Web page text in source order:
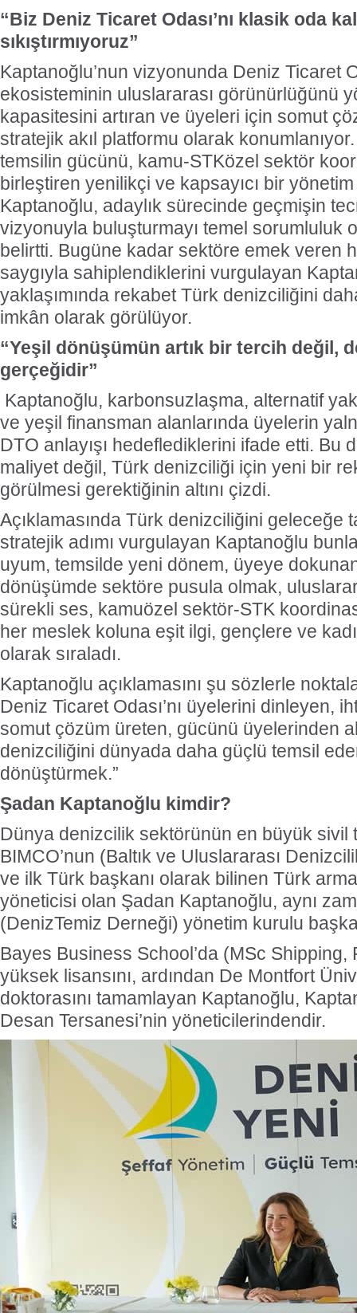
“Biz Deniz Ticaret Odası’nı klasik oda
sıkıştırmıyoruz”
Kaptanoğlu’nun vizyonunda Deniz Ticaret
ekosisteminin uluslararası görünürlüğünü
kapasitesini artıran ve üyeleri için somut
stratejik akıl platformu olarak
temsilin gücünü, kamu-STKözel sektör
birleştiren yenilikçi ve kapsayıcı bir yönetim
Kaptanoğlu, adaylık sürecinde geçmişin
vizyonuyla buluşturmayı temel sorumluluk
belirtti. Bugüne kadar sektöre emek veren
saygıyla sahiplendiklerini vurgulayan
yaklaşımında rekabet Türk denizciliğini
imkân olarak görülüyor.
“Yeşil dönüşümün artık bir tercih değil,
gerçeğidir”
Kaptanoğlu, karbonsuzlaşma, alternatif
ve yeşil finansman alanlarında üyelerin
DTO anlayışı hedeflediklerini ifade etti. Bu
maliyet değil, Türk denizciliği için yeni bir
görülmesi gerektiğinin altını çizdi.
Açıklamasında Türk denizciliğini geleceğe
stratejik adımı vurgulayan Kaptanoğlu
uyum, temsilde yeni dönem, üyeye
dönüşümde sektöre pusula olmak,
sürekli ses, kamuözel sektör-STK
her meslek koluna eşit ilgi, gençlere ve
olarak sıraladı.
Kaptanoğlu açıklamasını şu sözlerle
Deniz Ticaret Odası’nı üyelerini dinleyen,
somut çözüm üreten, gücünü üyelerinden
denizciliğini dünyada daha güçlü temsil
dönüştürmek.”
Şadan Kaptanoğlu kimdir?
Dünya denizcilik sektörünün en büyük sivil
BIMCO’nun (Baltık ve Uluslararası
ve ilk Türk başkanı olarak bilinen Türk
yöneticisi olan Şadan Kaptanoğlu, aynı
(DenizTemiz Derneği) yönetim kurulu
Bayes Business School’da (MSc
yüksek lisansını, ardından De Montfort
doktorasını tamamlayan Kaptanoğlu,
Desan Tersanesi’nin yöneticilerindendir.